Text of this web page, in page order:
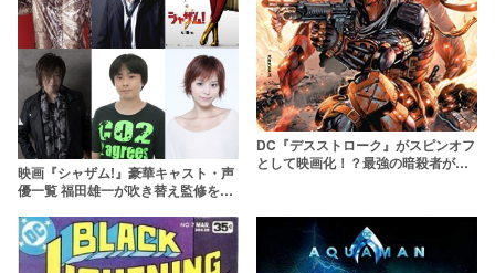
映画『シャザム!』豪華キャスト・声
優一覧 福田雄一が吹き替え監修を担
DC『デスストローク』がスピンオフ
として映画化！？最強の暗殺者が主